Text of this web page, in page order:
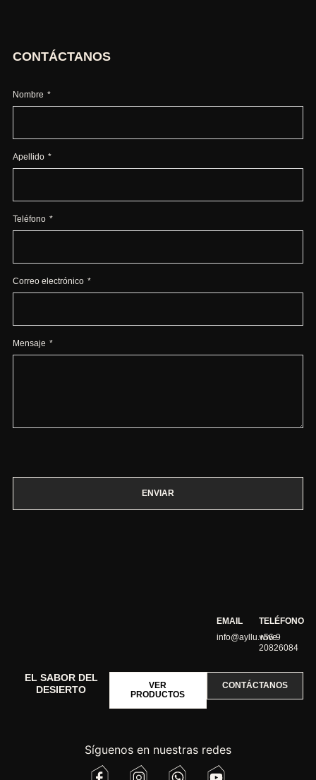
CONTÁCTANOS
Nombre
Apellido
Teléfono
Correo electrónico
Mensaje
ENVIAR
EMAIL
info@ayllu.wive
TELÉFONO
+56 9
20826084
EL SABOR DEL
DESIERTO
VER
PRODUCTOS
CONTÁCTANOS
Síguenos en nuestras redes